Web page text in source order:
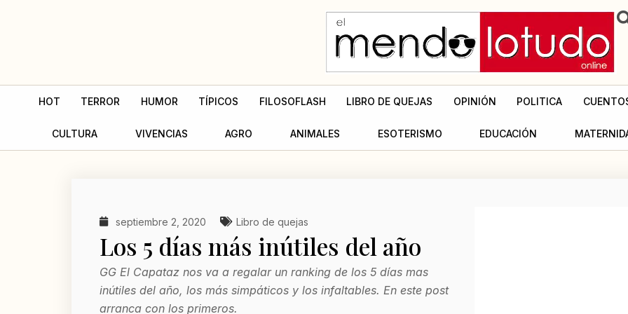
HOT TERROR HUMOR TÍPICOS FILOSOFLASH LIBRO DE QUEJAS OPINIÓN POLITICA
CULTURA VIVENCIAS AGRO ANIMALES ESOTERISMO EDUCACIÓN
septiembre 2, 2020 Libro de quejas
Los 5 días más inútiles del año
GG El Capataz nos va a regalar un ranking de los 5 días mas
inútiles del año, los más simpáticos y los infaltables. En este post
arranca con los primeros.